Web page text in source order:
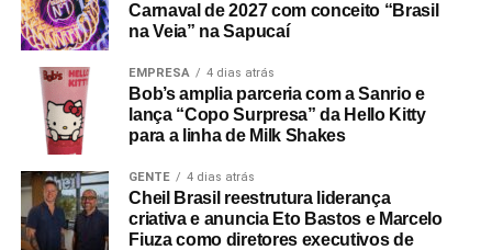
Carnaval de 2027 com conceito “Brasil
na Veia” na Sapucaí
EMPRESA 4 dias atrás
Bob’s amplia parceria com a Sanrio e
lança “Copo Surpresa” da Hello Kitty
para a linha de Milk Shakes
GENTE 4 dias atrás
Cheil Brasil reestrutura liderança
criativa e anuncia Eto Bastos e Marcelo
Fiuza como diretores executivos de